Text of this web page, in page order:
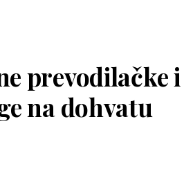
prevodilačke i
na dohvatu